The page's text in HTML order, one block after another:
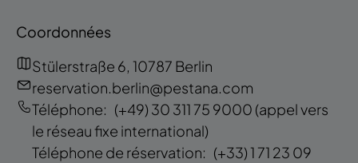
Coordonnées
Stülerstraße 6, 10787 Berlin
reservation.berlin@pestana.com
Téléphone: (+49) 30 311 75 9000 (appel vers
le réseau fixe international)
Téléphone de réservation: (+33) 1 71 23 09